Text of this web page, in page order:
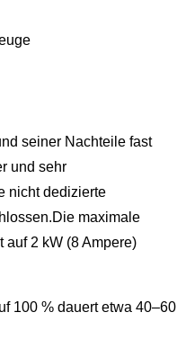
seiner Nachteile fast
und sehr
nicht dedizierte
maximale
2 kW (8 Ampere)
100 % dauert etwa 40–60